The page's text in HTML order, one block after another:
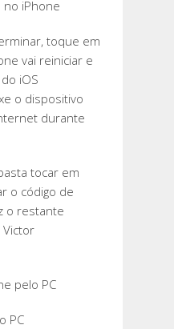
no iPhone
toque em
vai reiniciar e
iOS
o dispositivo
durante
tocar em
o código de
o restante
Victor
pelo PC
PC